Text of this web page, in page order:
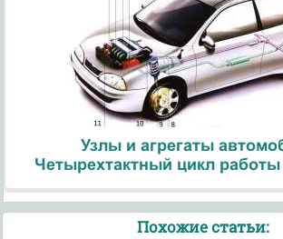
Узлы и агрегаты
Четырехтактный цикл работы
Похожие статьи: